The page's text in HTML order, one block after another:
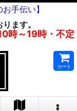
手伝い】
ます。
時～19時・不定
カート